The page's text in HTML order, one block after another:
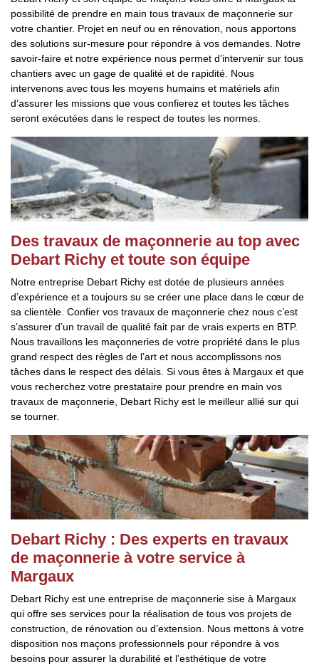
possibilité de prendre en main tous travaux de maçonnerie sur
votre chantier. Projet en neuf ou en rénovation, nous apportons
des solutions sur-mesure pour répondre à vos demandes. Notre
savoir-faire et notre expérience nous permet d’intervenir sur tous
chantiers avec un gage de qualité et de rapidité. Nous
intervenons avec tous les moyens humains et matériels afin
d’assurer les missions que vous confierez et toutes les tâches
seront exécutées dans le respect de toutes les normes.
Des travaux de maçonnerie au top avec
Debart Richy et toute son équipe
Notre entreprise Debart Richy est dotée de plusieurs années
d’expérience et a toujours su se créer une place dans le cœur de
sa clientèle. Confier vos travaux de maçonnerie chez nous c’est
s’assurer d’un travail de qualité fait par de vrais experts en BTP.
Nous travaillons les maçonneries de votre propriété dans le plus
grand respect des règles de l’art et nous accomplissons nos
tâches dans le respect des délais. Si vous êtes à Margaux et que
vous recherchez votre prestataire pour prendre en main vos
travaux de maçonnerie, Debart Richy est le meilleur allié sur qui
se tourner.
Debart Richy : Des experts en travaux
de maçonnerie à votre service à
Margaux
Debart Richy est une entreprise de maçonnerie sise à Margaux
qui offre ses services pour la réalisation de tous vos projets de
construction, de rénovation ou d’extension. Nous mettons à votre
disposition nos maçons professionnels pour répondre à vos
besoins pour assurer la durabilité et l’esthétique de votre